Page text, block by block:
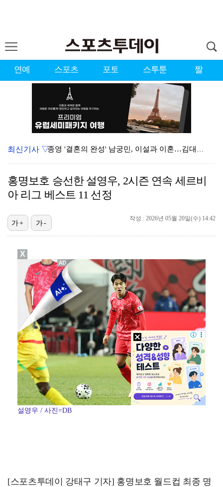
연예 스포츠 포토 스투툰 짤
종영 '결혼의 완성' 남궁민, 이설과 이혼…김대명·우지…
[ST포토] 도겸-민규-정한, '우리는 맨시티 팬'
'7번' 이강인, 한국 팬들 앞에서 AT마드리드 데뷔……
[ST포토] 제나, '경주공주'
[ST포토] 이강인, 이제는 AT마드리드
[ST포토] 리센느 메이, '안녕~'
[ST포토] 이강인, '새 유니폼 어때요?'
최신기사 ▽
홍명보호 승선한 설영우, 2시즌 연속 세르비
아 리그 베스트 11 선정
작성 : 2026년 05월 20일(수) 14:42
가+ 가-
설영우 / 사진=DB
[스포츠투데이 강태구 기자] 홍명보호 월드컵 최종 명
X